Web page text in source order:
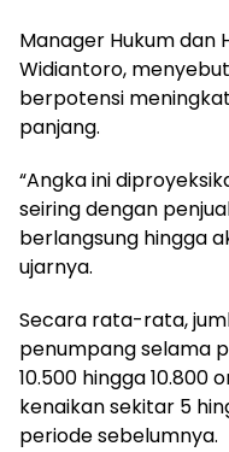
Manager Hukum dan
Widiantoro,
berpotensi
panjang.
“Angka ini
seiring dengan
berlangsung hingga
ujarnya.
Secara rata-rata,
penumpang selama
10.500 hingga
kenaikan sekitar 5
periode sebelumnya.